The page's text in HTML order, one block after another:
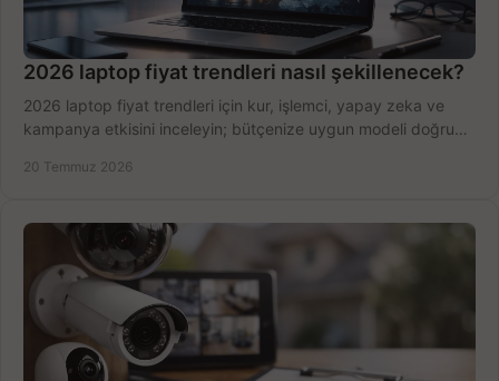
2026 laptop fiyat trendleri nasıl şekillenecek?
2026 laptop fiyat trendleri için kur, işlemci, yapay zeka ve
kampanya etkisini inceleyin; bütçenize uygun modeli doğru
20 Temmuz 2026